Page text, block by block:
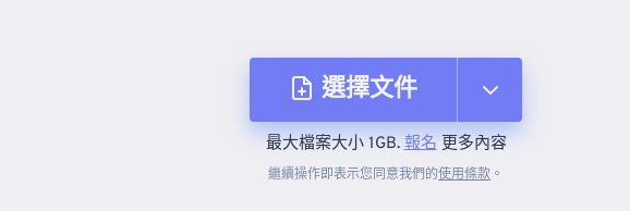
選擇文件
來自裝置
最大檔案大小 1GB.報名更多內容
繼續操作即表示您同意我們的使用條款 。